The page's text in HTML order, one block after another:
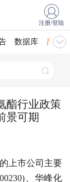
注册/登陆
数据库 产业
酯行业政策
景可期
上市公司主要
、华峰化